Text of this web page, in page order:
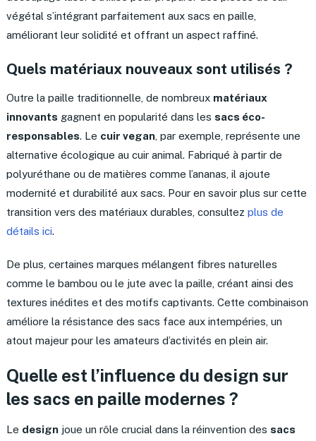
végétal s’intégrant parfaitement aux sacs en paille,
améliorant leur solidité et offrant un aspect raffiné.
Quels matériaux nouveaux sont utilisés ?
Outre la paille traditionnelle, de nombreux matériaux
innovants gagnent en popularité dans les sacs éco-
responsables. Le cuir vegan, par exemple, représente une
alternative écologique au cuir animal. Fabriqué à partir de
polyuréthane ou de matières comme l’ananas, il ajoute
modernité et durabilité aux sacs. Pour en savoir plus sur cette
transition vers des matériaux durables, consultez plus de
détails ici.
De plus, certaines marques mélangent fibres naturelles
comme le bambou ou le jute avec la paille, créant ainsi des
textures inédites et des motifs captivants. Cette combinaison
améliore la résistance des sacs face aux intempéries, un
atout majeur pour les amateurs d’activités en plein air.
Quelle est l’influence du design sur
les sacs en paille modernes ?
Le designjoue un rôle crucial dans la réinvention des sacs